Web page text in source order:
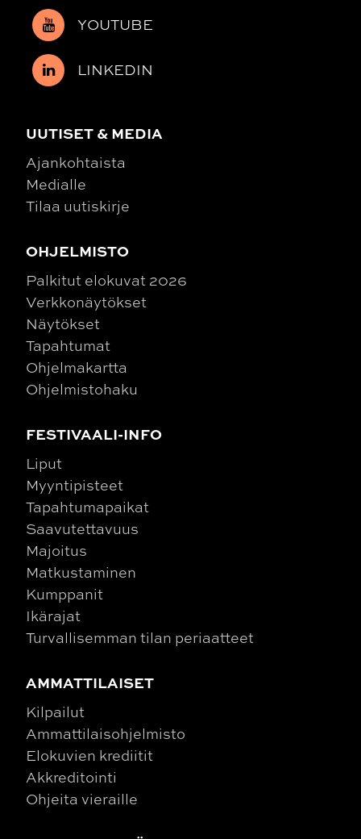
YOUTUBE
LINKEDIN
UUTISET & MEDIA
Ajankohtaista
Medialle
Tilaa uutiskirje
OHJELMISTO
Palkitut elokuvat 2026
Verkkonäytökset
Näytökset
Tapahtumat
Ohjelmakartta
Ohjelmistohaku
FESTIVAALI-INFO
Liput
Myyntipisteet
Tapahtumapaikat
Saavutettavuus
Majoitus
Matkustaminen
Kumppanit
Ikärajat
Turvallisemman tilan periaatteet
AMMATTILAISET
Kilpailut
Ammattilaisohjelmisto
Elokuvien krediitit
Akkreditointi
Ohjeita vieraille